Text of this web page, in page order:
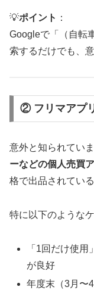
💡ポイント ：
Googleで「（自転
索するだけでも、
② フリマアプ
意外と知られていま
ーなどの個人売買
格で出品されてい
特に以下のような
「1回だけ使
が良好
年度末（3月〜